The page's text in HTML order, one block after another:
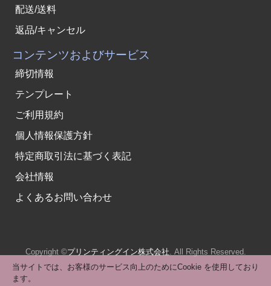
配送/送料
返品/キャンセル
コンテンツおよびサービス
締切情報
テンプレート
ご利用規約
個人情報保護方針
特定商取引法に基づく表記
会社情報
よくあるお問い合わせ
当サイトでは、お客様のサービス向上のためにCookie を使用しており
ます。
Copyright ©プリンティングイン株式会社. All Rights Reserved.